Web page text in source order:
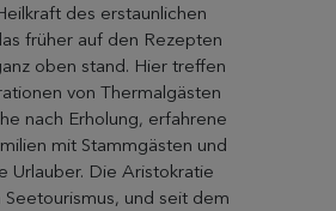
des erstaunlichen
früher auf den Rezepten
oben stand. Hier treffen
von Thermalgästen
nach Erholung, erfahrene
mit Stammgästen und
Urlauber. Die Aristokratie
und seit dem